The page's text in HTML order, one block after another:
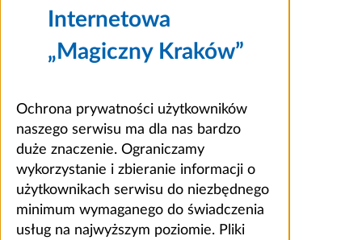
Internetowa
„Magiczny Kraków”
Ochrona prywatności użytkowników
naszego serwisu ma dla nas bardzo
duże znaczenie. Ograniczamy
wykorzystanie i zbieranie informacji o
użytkownikach serwisu do niezbędnego
minimum wymaganego do świadczenia
usług na najwyższym poziomie. Pliki